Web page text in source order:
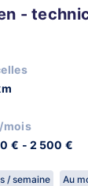
mois
€ - 2 500 €
/ semaine Au